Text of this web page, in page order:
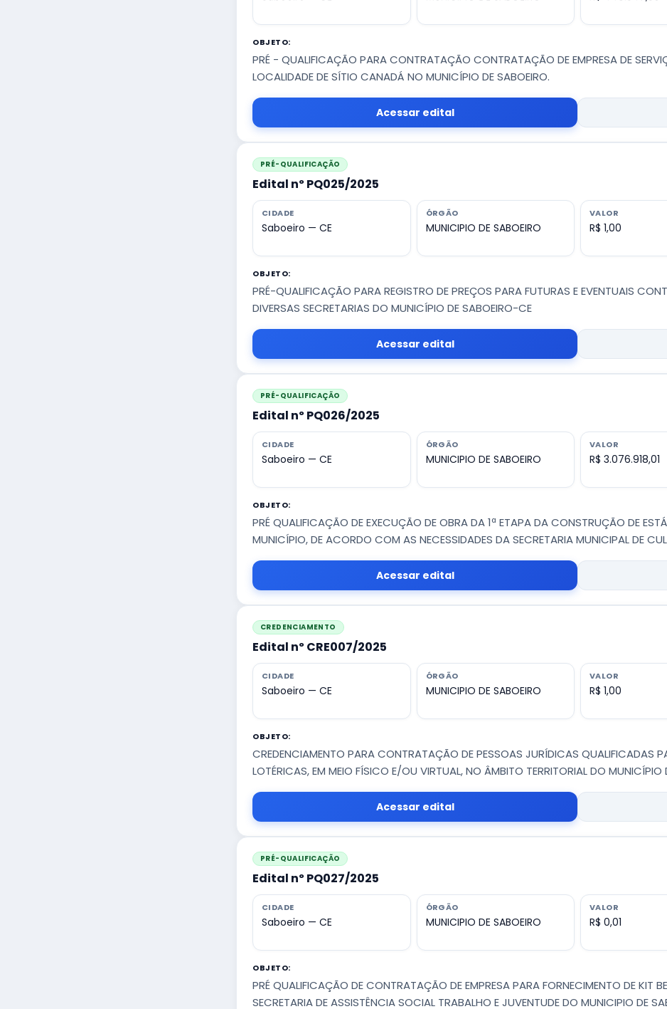
OBJETO:
PRÉ - QUALIFICAÇÃO PARA CONTRATAÇÃO CONTRATAÇÃO DE EMPRESA DE
LOCALIDADE DE SÍTIO CANADÁ NO MUNICÍPIO DE SABOEIRO.
Acessar edital
PRÉ-QUALIFICAÇÃO
Edital nº PQ025/2025
CIDADE
Saboeiro — CE
ÓRGÃO
MUNICIPIO DE SABOEIRO
VALOR
R$ 1,00
OBJETO:
PRÉ-QUALIFICAÇÃO PARA REGISTRO DE PREÇOS PARA FUTURAS E EVENTUAIS
DIVERSAS SECRETARIAS DO MUNICÍPIO DE SABOEIRO-CE
Acessar edital
PRÉ-QUALIFICAÇÃO
Edital nº PQ026/2025
CIDADE
Saboeiro — CE
ÓRGÃO
MUNICIPIO DE SABOEIRO
VALOR
R$ 3.076.918,01
OBJETO:
PRÉ QUALIFICAÇÃO DE EXECUÇÃO DE OBRA DA 1ª ETAPA DA CONSTRUÇÃO DE
MUNICÍPIO, DE ACORDO COM AS NECESSIDADES DA SECRETARIA MUNICIPAL DE
Acessar edital
CREDENCIAMENTO
Edital nº CRE007/2025
CIDADE
Saboeiro — CE
ÓRGÃO
MUNICIPIO DE SABOEIRO
VALOR
R$ 1,00
OBJETO:
CREDENCIAMENTO PARA CONTRATAÇÃO DE PESSOAS JURÍDICAS QUALIFICADAS
LOTÉRICAS, EM MEIO FÍSICO E/OU VIRTUAL, NO ÂMBITO TERRITORIAL DO MUNICÍPIO
Acessar edital
PRÉ-QUALIFICAÇÃO
Edital nº PQ027/2025
CIDADE
Saboeiro — CE
ÓRGÃO
MUNICIPIO DE SABOEIRO
VALOR
R$ 0,01
OBJETO:
PRÉ QUALIFICAÇÃO DE CONTRATAÇÃO DE EMPRESA PARA FORNECIMENTO DE KIT
SECRETARIA DE ASSISTÊNCIA SOCIAL TRABALHO E JUVENTUDE DO MUNICIPIO DE